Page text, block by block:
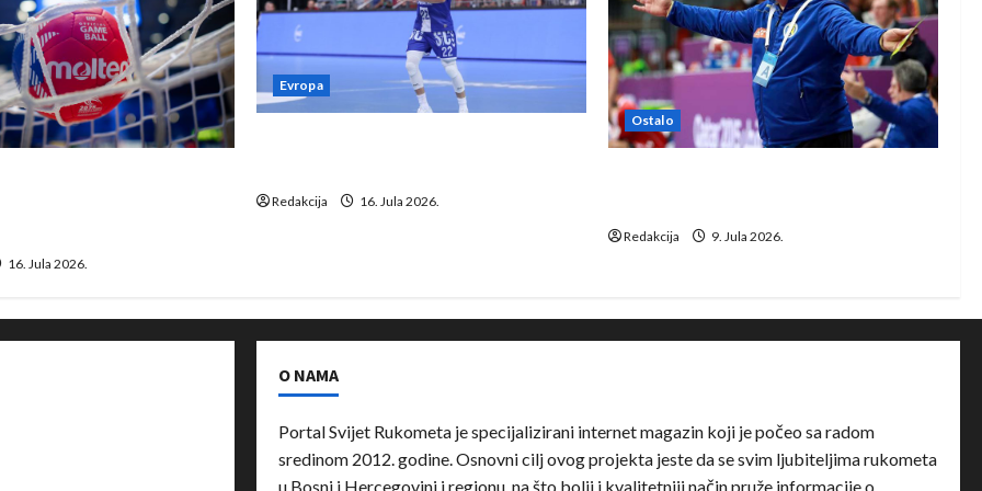
16. Jula 2026.
Evropa
Redakcija 16. Jula 2026.
Ostalo
Redakcija 9. Jula 2026.
O NAMA
Portal Svijet Rukometa je specijalizirani internet magazin koji je počeo sa radom
sredinom 2012. godine. Osnovni cilj ovog projekta jeste da se svim ljubiteljima rukometa
u Bosni i Hercegovini i regionu, na što bolji i kvalitetniji način pruže informacije o